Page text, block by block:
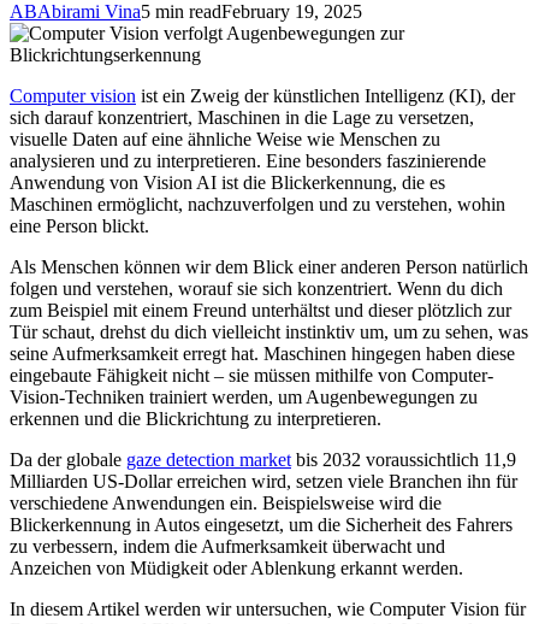
ABAbirami Vina5 min readFebruary 19, 2025
Computer vision ist ein Zweig der künstlichen Intelligenz (KI), der
sich darauf konzentriert, Maschinen in die Lage zu versetzen,
visuelle Daten auf eine ähnliche Weise wie Menschen zu
analysieren und zu interpretieren. Eine besonders faszinierende
Anwendung von Vision AI ist die Blickerkennung, die es
Maschinen ermöglicht, nachzuverfolgen und zu verstehen, wohin
eine Person blickt.
Als Menschen können wir dem Blick einer anderen Person natürlich
folgen und verstehen, worauf sie sich konzentriert. Wenn du dich
zum Beispiel mit einem Freund unterhältst und dieser plötzlich zur
Tür schaut, drehst du dich vielleicht instinktiv um, um zu sehen, was
seine Aufmerksamkeit erregt hat. Maschinen hingegen haben diese
eingebaute Fähigkeit nicht – sie müssen mithilfe von Computer-
Vision-Techniken trainiert werden, um Augenbewegungen zu
erkennen und die Blickrichtung zu interpretieren.
Da der globale gaze detection market bis 2032 voraussichtlich 11,9
Milliarden US-Dollar erreichen wird, setzen viele Branchen ihn für
verschiedene Anwendungen ein. Beispielsweise wird die
Blickerkennung in Autos eingesetzt, um die Sicherheit des Fahrers
zu verbessern, indem die Aufmerksamkeit überwacht und
Anzeichen von Müdigkeit oder Ablenkung erkannt werden.
In diesem Artikel werden wir untersuchen, wie Computer Vision für